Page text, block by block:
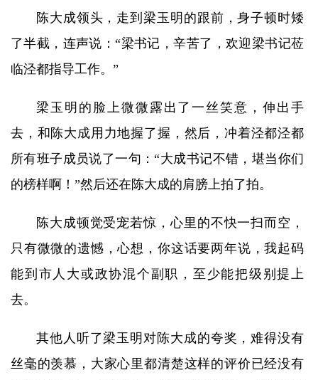
陈大成领头，走到梁玉明的跟前，身子顿时矮
了半截，连声说：“梁书记，辛苦了，欢迎梁书记莅
临泾都指导工作。”
梁玉明的脸上微微露出了一丝笑意，伸出手
去，和陈大成用力地握了握，然后，冲着泾都泾都
所有班子成员说了一句：“大成书记不错，堪当你们
的榜样啊！”然后还在陈大成的肩膀上拍了拍。
陈大成顿觉受宠若惊，心里的不快一扫而空，
只有微微的遗憾，心想，你这话要两年说，我起码
能到市人大或政协混个副职，至少能把级别提上
去。
其他人听了梁玉明对陈大成的夸奖，难得没有
丝毫的羡慕，大家心里都清楚这样的评价已经没有